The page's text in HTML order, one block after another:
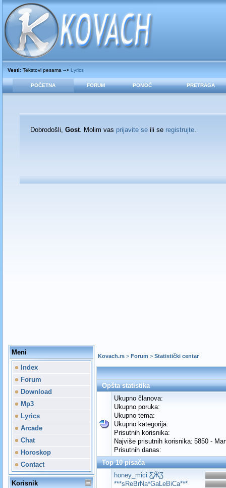
Vesti: Tekstovi pesama --> Lyrics
POČETNA FORUM POMOĆ PRETRAGA
Dobrodošli, Gost. Molim vas prijavite seili se registrujte.
Meni
Index
Forum
Download
Mp3
Lyrics
Arcade
Chat
Horoskop
Contact
Korisnik
Kovach.rs> Forum > Statistički centar
Opšta statistika
Ukupno članova:
Ukupno poruka:
Ukupno tema:
Ukupno kategorija:
Prisutnih korisnika:
Najviše prisutnih korisnika: 5850 -
Prisutnih danas:
Top 10 pisača
honey_mici Ƹ̵̡Ӝ̵̨̄Ʒ
***sReBrNa*GaLeBiCa***